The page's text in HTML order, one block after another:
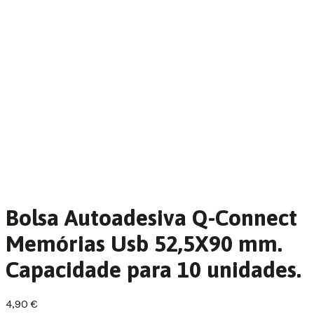
Bolsa Autoadesiva Q-Connect
Memórias Usb 52,5X90 mm.
Capacidade para 10 unidades.
4,90 €